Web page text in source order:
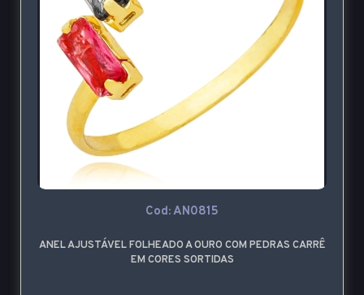
Cod: AN0815
ANEL AJUSTÁVEL FOLHEADO A OURO COM PEDRAS CARRÊ
EM CORES SORTIDAS